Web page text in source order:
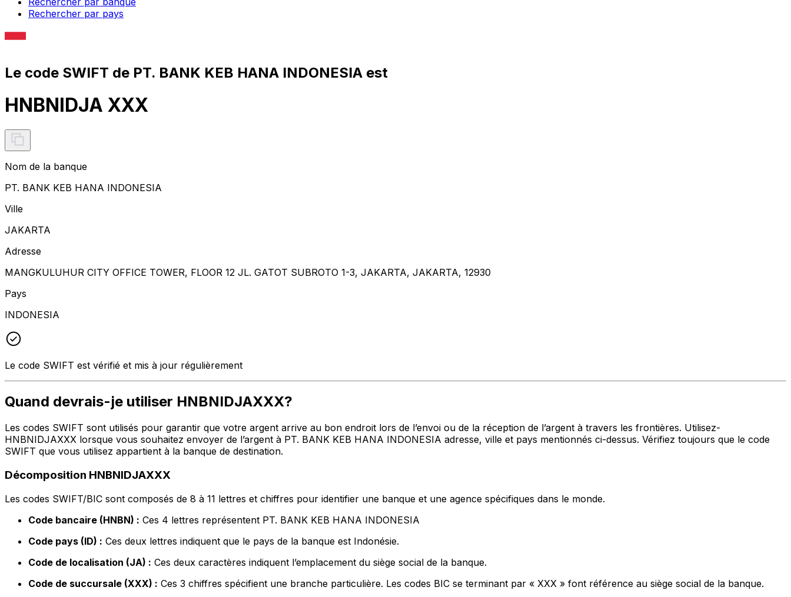
Rechercher par pays
Le code SWIFT de PT. BANK KEB HANA INDONESIA est
HNBNIDJA XXX
Nom de la banque
PT. BANK KEB HANA INDONESIA
Ville
JAKARTA
Adresse
MANGKULUHUR CITY OFFICE TOWER, FLOOR 12 JL. GATOT SUBROTO 1-3, JAKARTA, JAKARTA, 12930
Pays
INDONESIA
Le code SWIFT est vérifié et mis à jour régulièrement
Quand devrais-je utiliser HNBNIDJAXXX?
Les codes SWIFT sont utilisés pour garantir que votre argent arrive au bon endroit lors de l’envoi ou de la réception de l’argent à travers les frontières. Utilisez-
HNBNIDJAXXX lorsque vous souhaitez envoyer de l’argent à PT. BANK KEB HANA INDONESIA adresse, ville et pays mentionnés ci-dessus. Vérifiez toujours que le code
SWIFT que vous utilisez appartient à la banque de destination.
Décomposition HNBNIDJAXXX
Les codes SWIFT/BIC sont composés de 8 à 11 lettres et chiffres pour identifier une banque et une agence spécifiques dans le monde.
Code bancaire (HNBN) : Ces 4 lettres représentent PT. BANK KEB HANA INDONESIA
Code pays (ID) : Ces deux lettres indiquent que le pays de la banque est Indonésie.
Code de localisation (JA) : Ces deux caractères indiquent l’emplacement du siège social de la banque.
Code de succursale (XXX) : Ces 3 chiffres spécifient une branche particulière. Les codes BIC se terminant par « XXX » font référence au siège social de la banque.